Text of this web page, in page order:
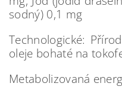
sodný) 0,1 mg
Technologické:
oleje bohaté na
Metabolizovaná